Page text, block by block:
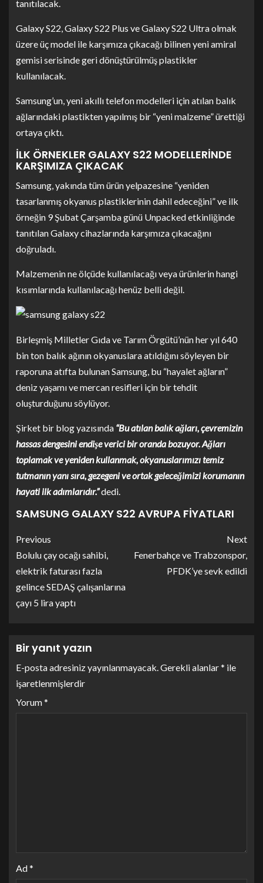
tanıtılacak.
Galaxy S22, Galaxy S22 Plus ve Galaxy S22 Ultra olmak
üzere üç model ile karşımıza çıkacağı bilinen yeni amiral
gemisi serisinde geri dönüştürülmüş plastikler
kullanılacak.
Samsung’un, yeni akıllı telefon modelleri için atılan balık
ağlarındaki plastikten yapılmış bir “yeni malzeme” ürettiği
ortaya çıktı.
İLK ÖRNEKLER GALAXY S22 MODELLERİNDE
KARŞIMIZA ÇIKACAK
Samsung, yakında tüm ürün yelpazesine “yeniden
tasarlanmış okyanus plastiklerinin dahil edeceğini” ve ilk
örneğin 9 Şubat Çarşamba günü Unpacked etkinliğinde
tanıtılan Galaxy cihazlarında karşımıza çıkacağını
doğruladı.
Malzemenin ne ölçüde kullanılacağı veya ürünlerin hangi
kısımlarında kullanılacağı henüz belli değil.
Birleşmiş Milletler Gıda ve Tarım Örgütü’nün her yıl 640
bin ton balık ağının okyanuslara atıldığını söyleyen bir
raporuna atıfta bulunan Samsung, bu “hayalet ağların”
deniz yaşamı ve mercan resifleri için bir tehdit
oluşturduğunu söylüyor.
Şirket bir blog yazısında “Bu atılan balık ağları, çevremizin
hassas dengesini endişe verici bir oranda bozuyor. Ağları
toplamak ve yeniden kullanmak, okyanuslarımızı temiz
tutmanın yanı sıra, gezegeni ve ortak geleceğimizi korumanın
hayati ilk adımlarıdır.”dedi.
SAMSUNG GALAXY S22 AVRUPA FİYATLARI
Previous
Bolulu çay ocağı sahibi,
elektrik faturası fazla
gelince SEDAŞ çalışanlarına
çayı 5 lira yaptı
Next
Fenerbahçe ve Trabzonspor,
PFDK’ye sevk edildi
Bir yanıt yazın
E-posta adresiniz yayınlanmayacak.Gerekli alanlar* ile
işaretlenmişlerdir
Yorum*
Ad*